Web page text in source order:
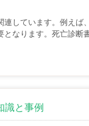
しています。例えば
なります。死亡診断
識と事例